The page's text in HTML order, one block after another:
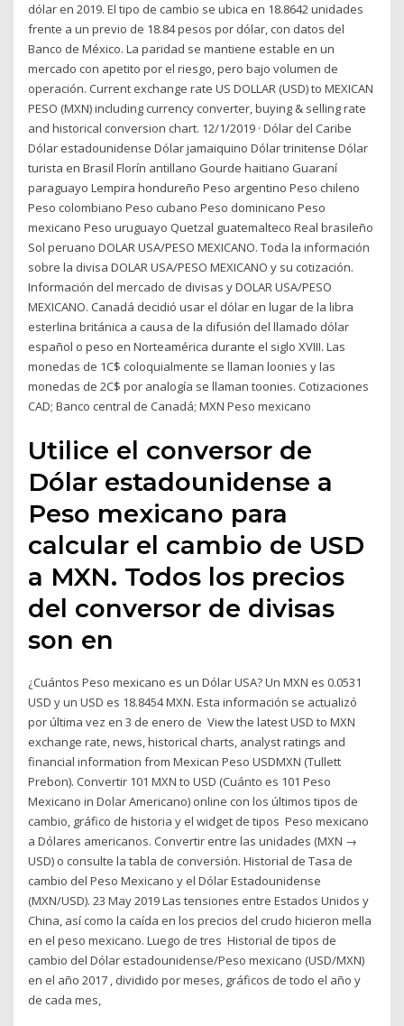
dólar en 2019. El tipo de cambio se ubica en 18.8642 unidades
frente a un previo de 18.84 pesos por dólar, con datos del
Banco de México. La paridad se mantiene estable en un
mercado con apetito por el riesgo, pero bajo volumen de
operación. Current exchange rate US DOLLAR (USD) to MEXICAN
PESO (MXN) including currency converter, buying & selling rate
and historical conversion chart. 12/1/2019 · Dólar del Caribe
Dólar estadounidense Dólar jamaiquino Dólar trinitense Dólar
turista en Brasil Florín antillano Gourde haitiano Guaraní
paraguayo Lempira hondureño Peso argentino Peso chileno
Peso colombiano Peso cubano Peso dominicano Peso
mexicano Peso uruguayo Quetzal guatemalteco Real brasileño
Sol peruano DOLAR USA/PESO MEXICANO. Toda la información
sobre la divisa DOLAR USA/PESO MEXICANO y su cotización.
Información del mercado de divisas y DOLAR USA/PESO
MEXICANO. Canadá decidió usar el dólar en lugar de la libra
esterlina británica a causa de la difusión del llamado dólar
español o peso en Norteamérica durante el siglo XVIII. Las
monedas de 1C$ coloquialmente se llaman loonies y las
monedas de 2C$ por analogía se llaman toonies. Cotizaciones
CAD; Banco central de Canadá; MXN Peso mexicano
Utilice el conversor de
Dólar estadounidense a
Peso mexicano para
calcular el cambio de USD
a MXN. Todos los precios
del conversor de divisas
son en
¿Cuántos Peso mexicano es un Dólar USA? Un MXN es 0.0531
USD y un USD es 18.8454 MXN. Esta información se actualizó
por última vez en 3 de enero de View the latest USD to MXN
exchange rate, news, historical charts, analyst ratings and
financial information from Mexican Peso USDMXN (Tullett
Prebon). Convertir 101 MXN to USD (Cuánto es 101 Peso
Mexicano in Dolar Americano) online con los últimos tipos de
cambio, gráfico de historia y el widget de tipos Peso mexicano
a Dólares americanos. Convertir entre las unidades (MXN →
USD) o consulte la tabla de conversión. Historial de Tasa de
cambio del Peso Mexicano y el Dólar Estadounidense
(MXN/USD). 23 May 2019 Las tensiones entre Estados Unidos y
China, así como la caída en los precios del crudo hicieron mella
en el peso mexicano. Luego de tres Historial de tipos de
cambio del Dólar estadounidense/Peso mexicano (USD/MXN)
en el año 2017 , dividido por meses, gráficos de todo el año y
de cada mes,